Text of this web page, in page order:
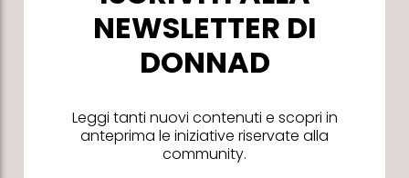
NEWSLETTER DI
DONNAD
Leggi tanti nuovi contenuti e scopri in
anteprima le iniziative riservate alla
community.